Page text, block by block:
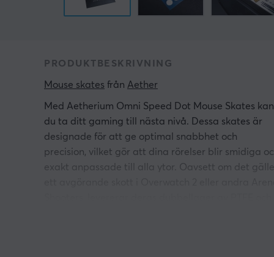
PRODUKTBESKRIVNING
Mouse skates från Aether
Med Aetherium Omni Speed Dot Mouse Skates kan
du ta ditt gaming till nästa nivå. Dessa skates är
designade för att ge optimal snabbhet och
precision, vilket gör att dina rörelser blir smidiga
exakt anpassade till alla ytor. Oavsett om det